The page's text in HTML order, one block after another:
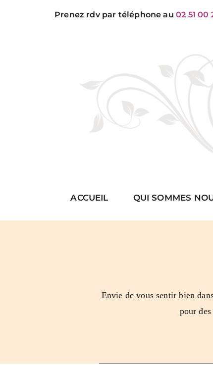
Prenez rdv par téléphone au02 51 00
ACCUEIL QUI SOMMES
Envie de vous sentir bien
pour